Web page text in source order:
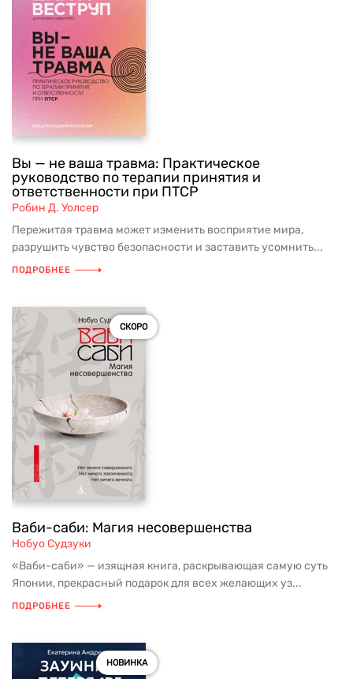
Вы — не ваша травма: Практическое
руководство по терапии принятия и
ответственности при ПТСР
Робин Д. Уолсер
Пережитая травма может изменить восприятие мира,
разрушить чувство безопасности и заставить усомнить...
ПОДРОБНЕЕ
СКОРО
Ваби-саби: Магия несовершенства
Нобуо Судзуки
«Ваби-саби» — изящная книга, раскрывающая самую суть
Японии, прекрасный подарок для всех желающих уз...
ПОДРОБНЕЕ
НОВИНКА